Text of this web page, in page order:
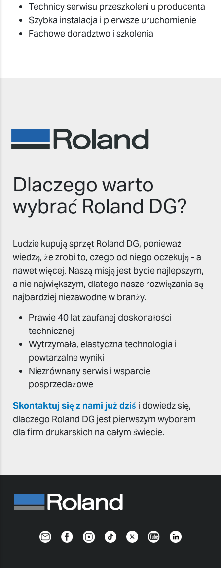
Technicy serwisu przeszkoleni u producenta
Szybka instalacja i pierwsze uruchomienie
Fachowe doradztwo i szkolenia
Dlaczego warto
wybrać Roland DG?
Ludzie kupują sprzęt Roland DG, ponieważ
wiedzą, że zrobi to, czego od niego oczekują - a
nawet więcej. Naszą misją jest bycie najlepszym,
a nie największym, dlatego nasze rozwiązania są
najbardziej niezawodne w branży.
Prawie 40 lat zaufanej doskonałości
technicznej
Wytrzymała, elastyczna technologia i
powtarzalne wyniki
Niezrównany serwis i wsparcie
posprzedażowe
Skontaktuj się z nami już dziś i dowiedz się,
dlaczego Roland DG jest pierwszym wyborem
dla firm drukarskich na całym świecie.
NewsletterFacebookInstagramTikTokTwitterYouTubeLinkedIn